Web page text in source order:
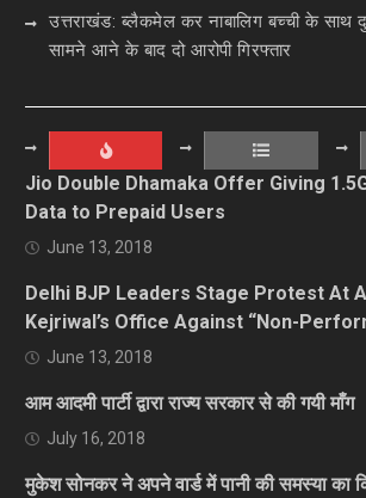
उत्तराखंड: ब्लैकमेल कर नाबालिग बच्ची के साथ
सामने आने के बाद दो आरोपी गिरफ्तार
Jio Double Dhamaka Offer Giving
Data to Prepaid Users
June 13, 2018
Delhi BJP Leaders Stage Protest At
Kejriwal’s Office Against “Non-
June 13, 2018
आम आदमी पार्टी द्वारा राज्य सरकार से की गयी माँग
July 16, 2018
मुकेश सोनकर ने अपने वार्ड में पानी की समस्या का